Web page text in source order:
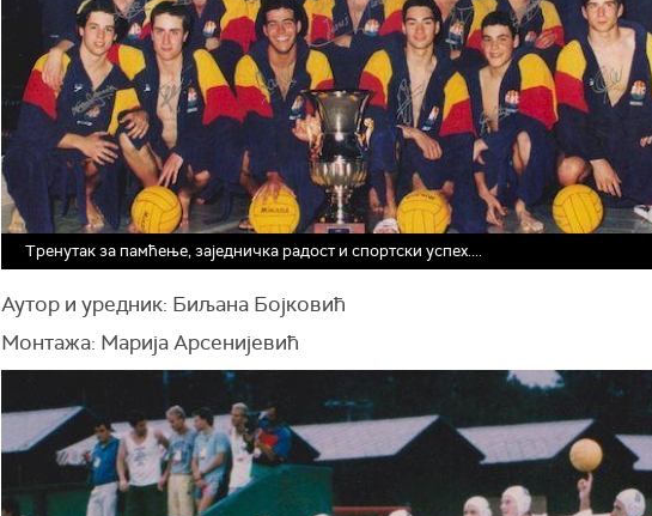
Тренутак за памћење, заједничка радост и спортски успех....
Аутор и уредник: Биљана Бојковић
Монтажа: Марија Арсенијевић